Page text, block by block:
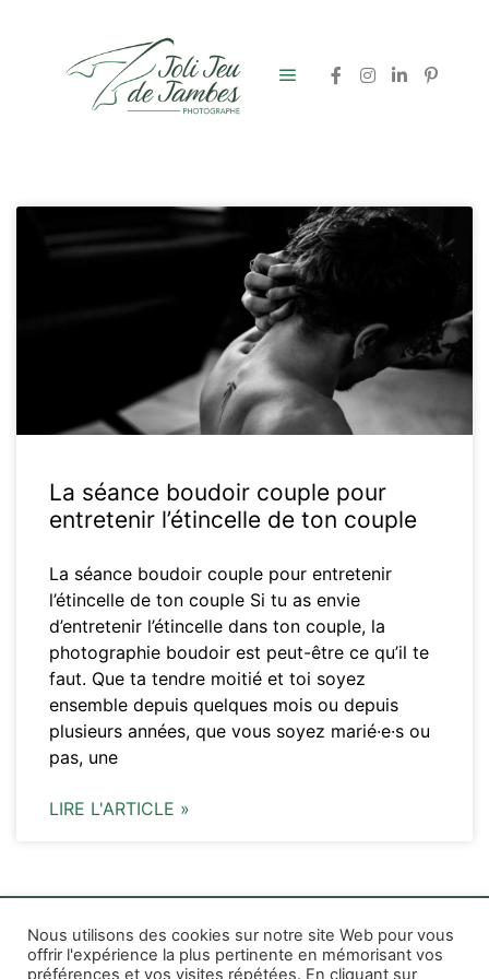
La séance boudoir couple pour
entretenir l’étincelle de ton couple
La séance boudoir couple pour entretenir
l’étincelle de ton couple Si tu as envie
d’entretenir l’étincelle dans ton couple, la
photographie boudoir est peut-être ce qu’il te
faut. Que ta tendre moitié et toi soyez
ensemble depuis quelques mois ou depuis
plusieurs années, que vous soyez marié·e·s ou
pas, une
LIRE L'ARTICLE »
Nous utilisons des cookies sur notre site Web pour vous
offrir l'expérience la plus pertinente en mémorisant vos
préférences et vos visites répétées. En cliquant sur